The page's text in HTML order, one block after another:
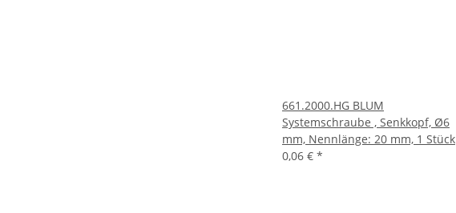
661.2000.HG BLUM
Systemschraube , Senkkopf, Ø6
mm, Nennlänge: 20 mm, 1 Stück
0,06 € *